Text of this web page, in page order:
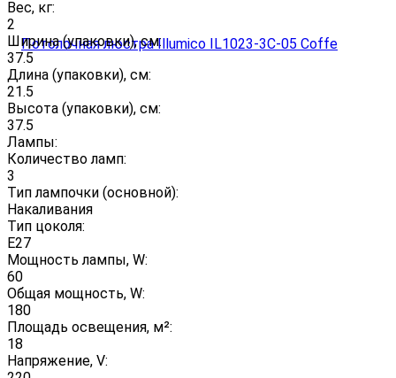
Вес, кг:
2
Ширина (упаковки), см:
37.5
Длина (упаковки), см:
21.5
Высота (упаковки), см:
37.5
Лампы:
Количество ламп:
3
Тип лампочки (основной):
Накаливания
Тип цоколя:
E27
Мощность лампы, W:
60
Общая мощность, W:
180
Площадь освещения, м²:
18
Напряжение, V: